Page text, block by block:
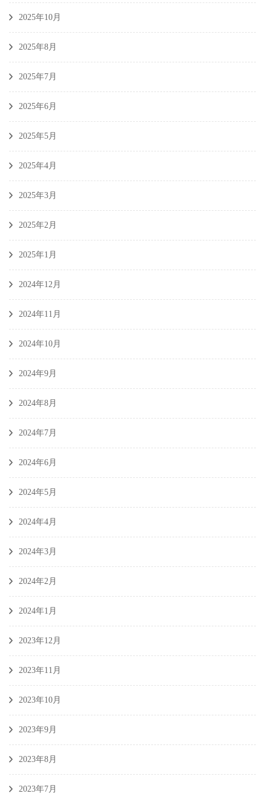
2025年10月
2025年8月
2025年7月
2025年6月
2025年5月
2025年4月
2025年3月
2025年2月
2025年1月
2024年12月
2024年11月
2024年10月
2024年9月
2024年8月
2024年7月
2024年6月
2024年5月
2024年4月
2024年3月
2024年2月
2024年1月
2023年12月
2023年11月
2023年10月
2023年9月
2023年8月
2023年7月